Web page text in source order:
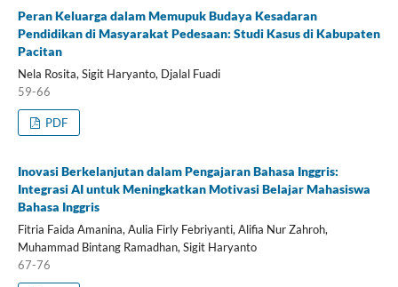
Peran Keluarga dalam Memupuk Budaya Kesadaran
Pendidikan di Masyarakat Pedesaan: Studi Kasus di Kabupaten
Pacitan
Nela Rosita, Sigit Haryanto, Djalal Fuadi
59-66
PDF
Inovasi Berkelanjutan dalam Pengajaran Bahasa Inggris:
Integrasi AI untuk Meningkatkan Motivasi Belajar Mahasiswa
Bahasa Inggris
Fitria Faida Amanina, Aulia Firly Febriyanti, Alifia Nur Zahroh,
Muhammad Bintang Ramadhan, Sigit Haryanto
67-76